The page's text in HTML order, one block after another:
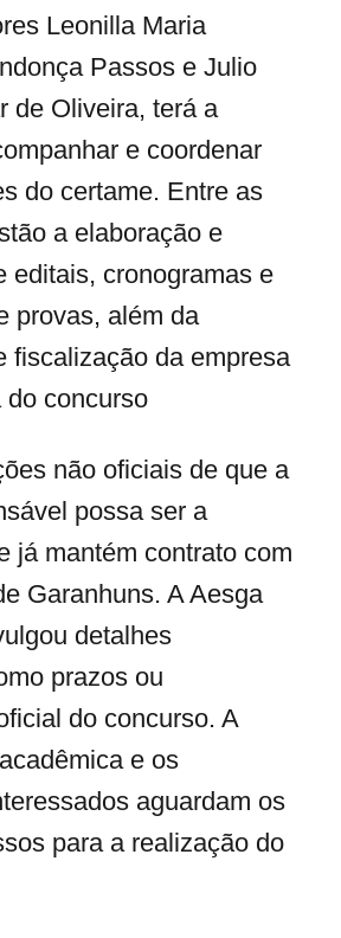
Leonilla Maria
Passos e Julio
de Oliveira, terá a
e coordenar
do certame. Entre as
a elaboração e
editais, cronogramas e
provas, além da
fiscalização da empresa
do concurso
não oficiais de que a
possa ser a
já mantém contrato com
Garanhuns. A Aesga
detalhes
prazos ou
do concurso. A
e os
aguardam os
para a realização do